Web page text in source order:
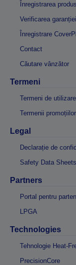
Înregistrarea
Verificarea garanției
Înregistrare
Contact
Căutare vânzător
Termeni
Termeni de utilizare
Termenii
Legal
Declarație de
Safety Data Sheets
Partners
Portal pentru
LPGA
Technologies
Tehnologie Heat-
PrecisionCore